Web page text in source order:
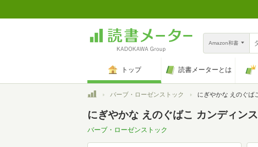
Amazon和書
トップ 読書メーターとは
トップバーブ・ローゼンストック にぎやかな えのぐばこ カンディン
にぎやかな えのぐばこ カンディン
バーブ・ローゼンストック